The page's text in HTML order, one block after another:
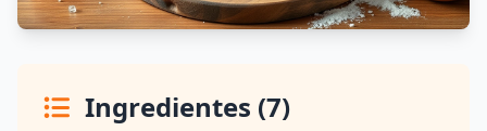
Ingredientes (7)